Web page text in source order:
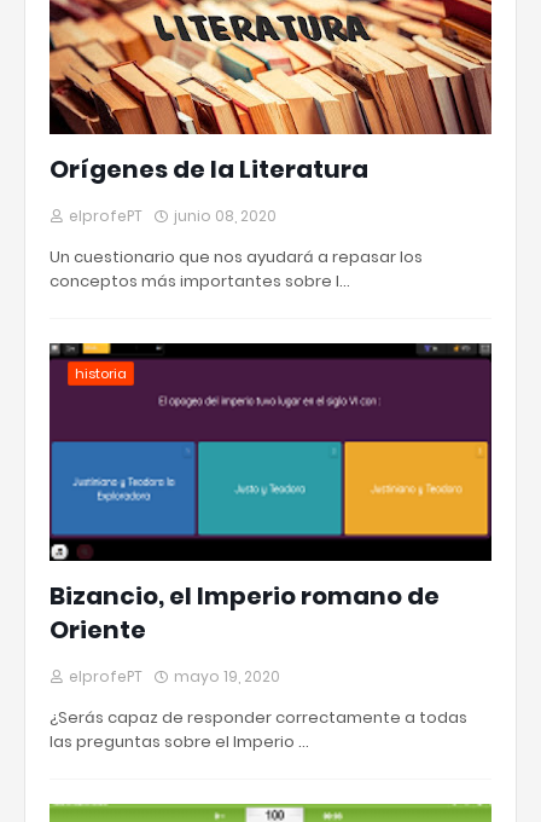
Orígenes de la Literatura
elprofePT junio 08, 2020
Un cuestionario que nos ayudará a repasar los
conceptos más importantes sobre l…
historia
Bizancio, el Imperio romano de
Oriente
elprofePT mayo 19, 2020
¿Serás capaz de responder correctamente a todas
las preguntas sobre el Imperio …